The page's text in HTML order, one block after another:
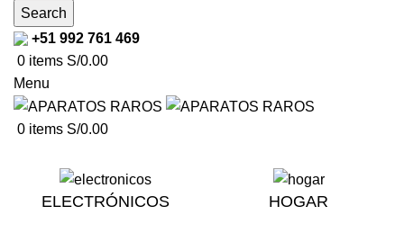
Search
+51 992 761 469
0 items S/0.00
Menu
0 items S/0.00
ELECTRÓNICOS HOGAR